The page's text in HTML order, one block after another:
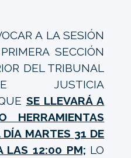
A LA SESIÓN
SECCIÓN
DEL TRIBUNAL
JUSTICIA
SE LLEVARÁ A
HERRAMIENTAS
MARTES 31 DE
LAS 12:00 PM; LO